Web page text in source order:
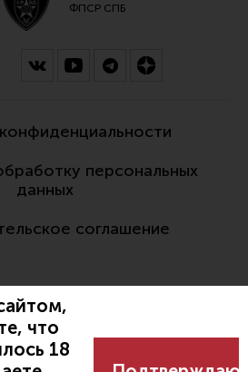
что
18
ФПСР СПБ
персональных
данных
соглашение